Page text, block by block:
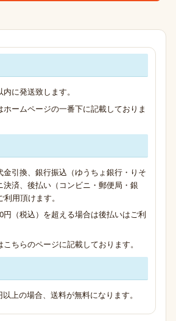
送料のご案内
に発送致します。
ームページの一番下に記載しておりま
金引換、銀行振込（ゆうちょ銀行・りそ
決済、後払い（コンビニ・郵便局・銀
用頂けます。
（税込）を超える場合は後払いはご利
こちらのページに記載しております。
上の場合、送料が無料になります。